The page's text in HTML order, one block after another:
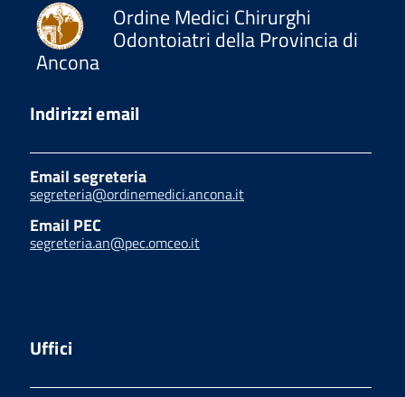
Ordine Medici Chirurghi
Odontoiatri della Provincia di
Ancona
Indirizzi email
Email segreteria
segreteria@ordinemedici.ancona.it
Email PEC
segreteria.an@pec.omceo.it
Uffici